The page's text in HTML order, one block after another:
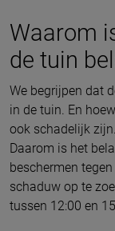
Waarom
de tuin
We begrijpen dat
in de tuin. En
ook schadelijk
Daarom is het
beschermen
schaduw op te
tussen 12:00 en